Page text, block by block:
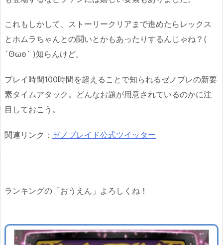
これもしかして、ストーリークリアまで進めたらレックス
とホムラちゃんとの闘いとかもあったりするんじゃね？(
´Ꙩωꙩ` )知らんけど。
プレイ時間100時間を超えることで知られるゼノブレの新要
素タイムアタック。どんなお題が用意されているのかに注
目しておこう。
関連リンク： ゼノブレイド公式ツイッター
ランキングの「おうえん」よろしくね！